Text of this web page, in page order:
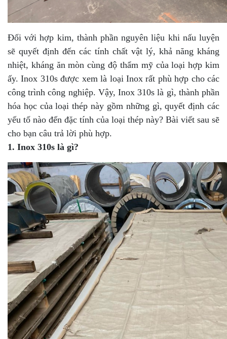
Đối với hợp kim, thành phần nguyên liệu khi nấu luyện
sẽ quyết định đến các tính chất vật lý, khả năng kháng
nhiệt, kháng ăn mòn cùng độ thẩm mỹ của loại hợp kim
ấy. Inox 310s được xem là loại Inox rất phù hợp cho các
công trình công nghiệp. Vậy, Inox 310s là gì, thành phần
hóa học của loại thép này gồm những gì, quyết định các
yếu tố nào đến đặc tính của loại thép này? Bài viết sau sẽ
cho bạn câu trả lời phù hợp.
1. Inox 310s là gì?